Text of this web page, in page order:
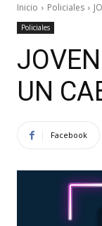
Inicio Policiales
Policiales
UN
Facebook